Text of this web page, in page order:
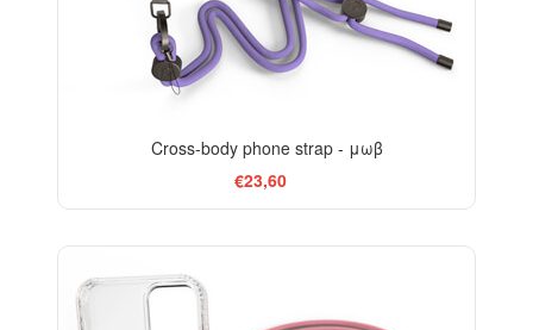
Cross-body phone strap - μωβ
€23,60